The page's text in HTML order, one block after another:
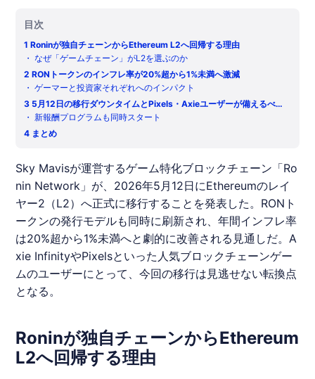
目次
1Roninが独自チェーンからEthereum L2へ回帰する理由
・なぜ「ゲームチェーン」がL2を選ぶのか
2RONトークンのインフレ率が20%超から1%未満へ激減
・ゲーマーと投資家それぞれへのインパクト
3 5月12日の移行ダウンタイムとPixels・Axieユーザーが備えるべき
こと
・新報酬プログラムも同時スタート
4 まとめ
Sky Mavisが運営するゲーム特化ブロックチェーン「Ro
nin Network」が、2026年5月12日にEthereumのレイ
ヤー2（L2）へ正式に移行することを発表した。 RON ト
ークンの発行モデルも同時に刷新され、年間インフレ率
は20%超から1%未満へと劇的に改善される見通しだ。A
xie InfinityやPixelsといった人気ブロックチェーンゲー
ムのユーザーにとって、今回の移行は見逃せない転換点
となる。
Roninが独自チェーンからEthereum
L2へ回帰する理由